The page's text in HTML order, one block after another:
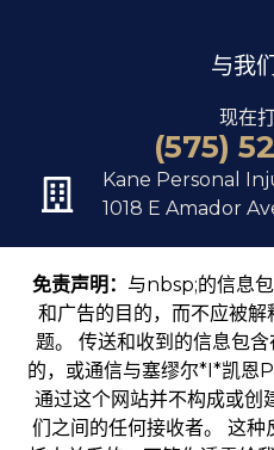
与我
现在
(575)
Kane Personal
1018 E Amador
免责声明： 与nbsp;的信息
和广告的目的，而不应被
题。 传送和收到的信息包
的，或通信与塞缪尔*I*凯恩
通过这个网站并不构成或创
们之间的任何接收者。 这